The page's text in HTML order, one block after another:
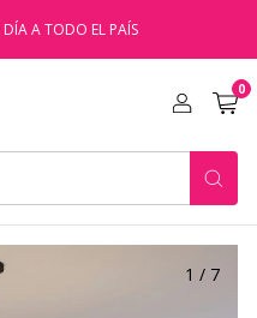
DÍA A TODO EL PAÍS
0
1 / 7